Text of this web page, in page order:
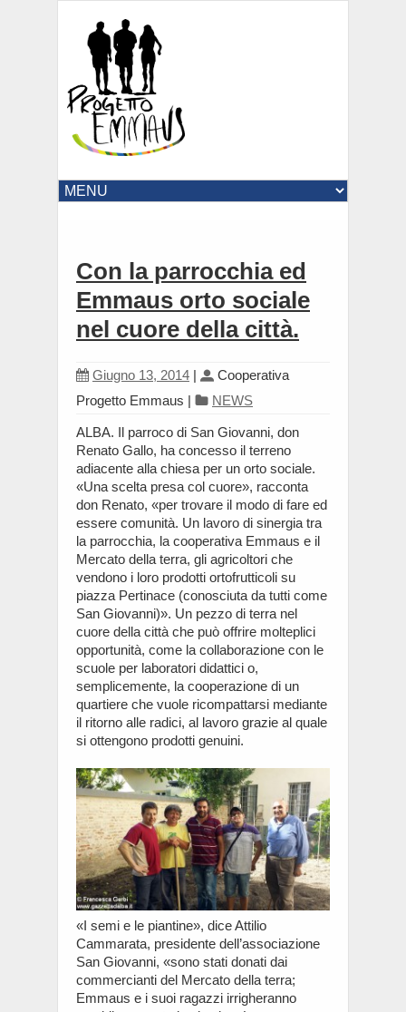
Con la parrocchia ed
Emmaus orto sociale
nel cuore della città.
Giugno 13, 2014 |
Cooperativa
Progetto Emmaus | NEWS
ALBA. Il parroco di San Giovanni, don
Renato Gallo, ha concesso il terreno
adiacente alla chiesa per un orto sociale.
«Una scelta presa col cuore», racconta
don Renato, «per trovare il modo di fare ed
essere comunità. Un lavoro di sinergia tra
la parrocchia, la cooperativa Emmaus e il
Mercato della terra, gli agricoltori che
vendono i loro prodotti ortofrutticoli su
piazza Pertinace (conosciuta da tutti come
San Giovanni)». Un pezzo di terra nel
cuore della città che può offrire molteplici
opportunità, come la collaborazione con le
scuole per laboratori didattici o,
semplicemente, la cooperazione di un
quartiere che vuole ricompattarsi mediante
il ritorno alle radici, al lavoro grazie al quale
si ottengono prodotti genuini.
«I semi e le piantine», dice Attilio
Cammarata, presidente dell’associazione
San Giovanni, «sono stati donati dai
commercianti del Mercato della terra;
Emmaus e i suoi ragazzi irrigheranno